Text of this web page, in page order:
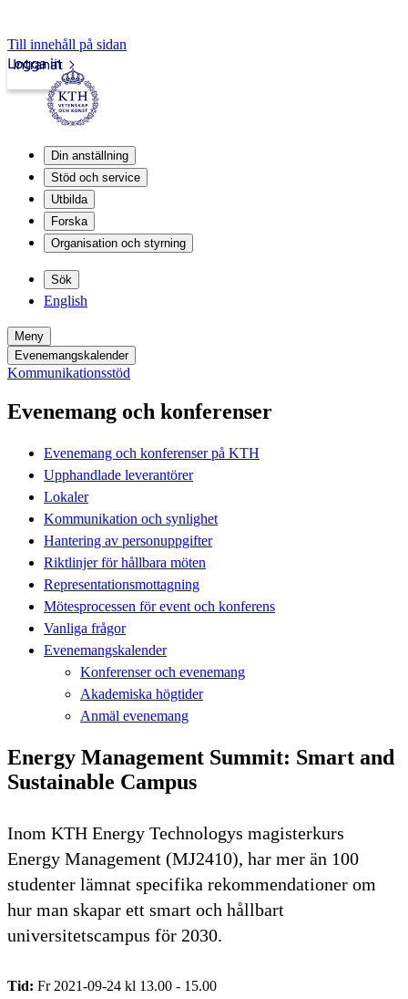
Till innehåll på sidan
Intranät
Logga in
Din anställning
Stöd och service
Utbilda
Forska
Organisation och styrning
Sök
English
Meny
Evenemangskalender
Kommunikationsstöd
Evenemang och konferenser
Evenemang och konferenser på KTH
Upphandlade leverantörer
Lokaler
Kommunikation och synlighet
Hantering av personuppgifter
Riktlinjer för hållbara möten
Representationsmottagning
Mötesprocessen för event och konferens
Vanliga frågor
Evenemangskalender
Konferenser och evenemang
Akademiska högtider
Anmäl evenemang
Energy Management Summit: Smart and
Sustainable Campus
Inom KTH Energy Technologys magisterkurs
Energy Management (MJ2410), har mer än 100
studenter lämnat specifika rekommendationer om
hur man skapar ett smart och hållbart
universitetscampus för 2030.
Tid: Fr 2021-09-24 kl 13.00 - 15.00